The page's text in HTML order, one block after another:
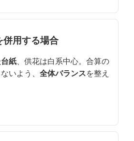
併用する場合
紙 、供花は白系中心。合算の
いよう、 全体バランスを整え